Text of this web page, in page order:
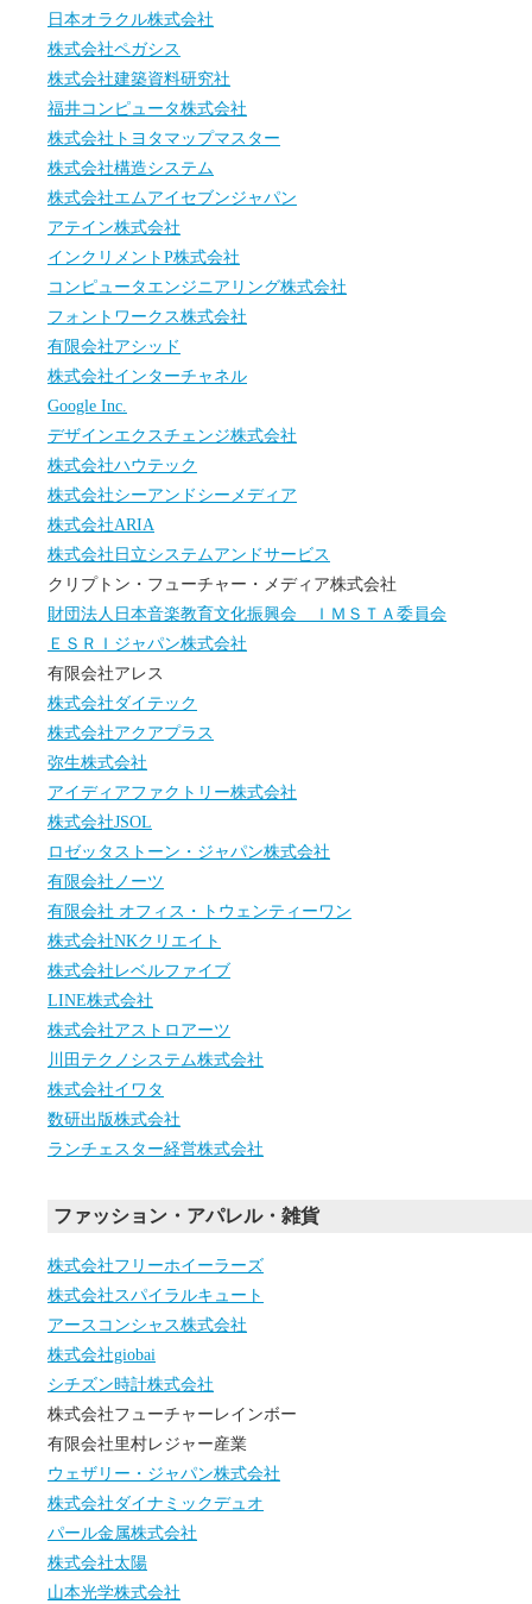
日本オラクル株式会社
株式会社ペガシス
株式会社建築資料研究社
福井コンピュータ株式会社
株式会社トヨタマップマスター
株式会社構造システム
株式会社エムアイセブンジャパン
アテイン株式会社
インクリメントP株式会社
コンピュータエンジニアリング株式会社
フォントワークス株式会社
有限会社アシッド
株式会社インターチャネル
Google Inc.
デザインエクスチェンジ株式会社
株式会社ハウテック
株式会社シーアンドシーメディア
株式会社ARIA
株式会社日立システムアンドサービス
クリプトン・フューチャー・メディア株式会社
財団法人日本音楽教育文化振興会 ＩＭＳＴＡ委員会
ＥＳＲＩジャパン株式会社
有限会社アレス
株式会社ダイテック
株式会社アクアプラス
弥生株式会社
アイディアファクトリー株式会社
株式会社JSOL
ロゼッタストーン・ジャパン株式会社
有限会社ノーツ
有限会社 オフィス・トウェンティーワン
株式会社NKクリエイト
株式会社レベルファイブ
LINE株式会社
株式会社アストロアーツ
川田テクノシステム株式会社
株式会社イワタ
数研出版株式会社
ランチェスター経営株式会社
ファッション・アパレル・雑貨
株式会社フリーホイーラーズ
株式会社スパイラルキュート
アースコンシャス株式会社
株式会社giobai
シチズン時計株式会社
株式会社フューチャーレインボー
有限会社里村レジャー産業
ウェザリー・ジャパン株式会社
株式会社ダイナミックデュオ
パール金属株式会社
株式会社太陽
山本光学株式会社